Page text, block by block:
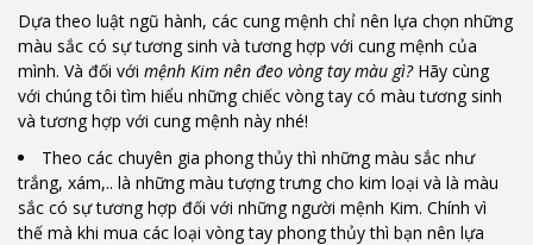
Dựa theo luật ngũ hành, các cung mệnh chỉ nên lựa chọn những
màu sắc có sự tương sinh và tương hợp với cung mệnh của
mình. Và đối với mệnh Kim nên đeo vòng tay màu gì? Hãy cùng
với chúng tôi tìm hiểu những chiếc vòng tay có màu tương sinh
và tương hợp với cung mệnh này nhé!
Theo các chuyên gia phong thủy thì những màu sắc như
trắng, xám,.. là những màu tượng trưng cho kim loại và là màu
sắc có sự tương hợp đối với những người mệnh Kim. Chính vì
thế mà khi mua các loại vòng tay phong thủy thì bạn nên lựa